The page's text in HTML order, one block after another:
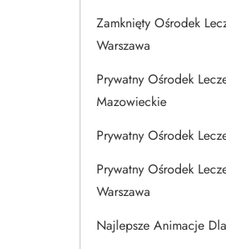
Zamknięty Ośrodek
Warszawa
Prywatny Ośrodek
Mazowieckie
Prywatny Ośrodek
Prywatny Ośrodek
Warszawa
Najlepsze Animacje